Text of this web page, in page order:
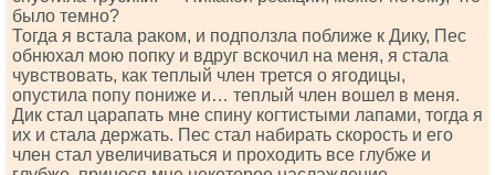
было темно?
Тогда я встала раком, и подползла поближе к Дику, Пес
обнюхал мою попку и вдруг вскочил на меня, я стала
чувствовать, как теплый член трется о ягодицы,
опустила попу пониже и… теплый член вошел в меня.
Дик стал царапать мне спину когтистыми лапами, тогда я
их и стала держать. Пес стал набирать скорость и его
член стал увеличиваться и проходить все глубже и